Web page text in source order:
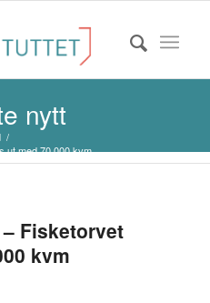
nytt
/
ut med 70 000 kvm
Fisketorvet
kvm